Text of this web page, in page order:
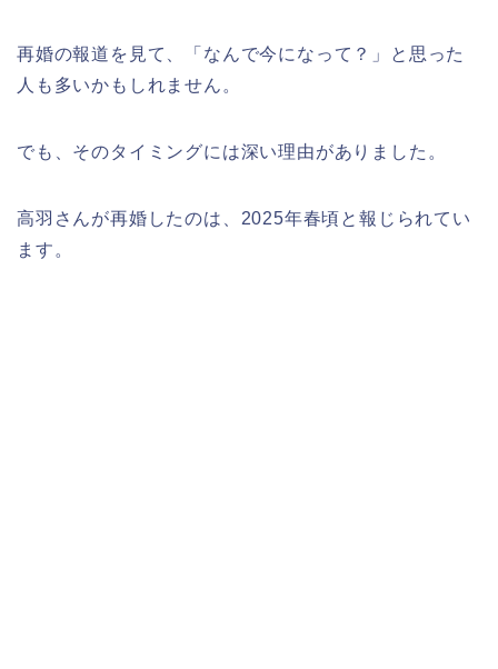
再婚の報道を見て、「なんで今になって？」と思った
人も多いかもしれません。
でも、そのタイミングには深い理由がありました。
高羽さんが再婚したのは、2025年春頃と報じられてい
ます。